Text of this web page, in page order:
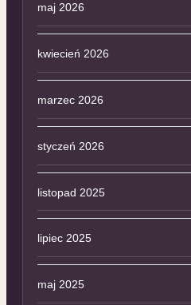
maj 2026
kwiecień 2026
marzec 2026
styczeń 2026
listopad 2025
lipiec 2025
maj 2025